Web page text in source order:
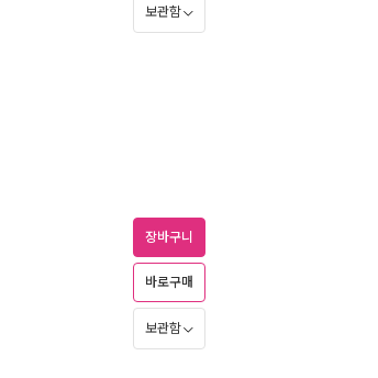
보관함
장바구니
바로구매
보관함